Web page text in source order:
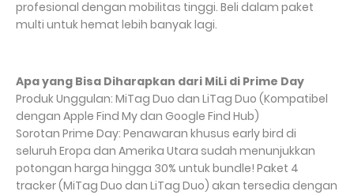
profesional dengan mobilitas tinggi. Beli dalam paket
multi untuk hemat lebih banyak lagi.
Apa yang Bisa Diharapkan dari MiLi di Prime Day
Produk Unggulan: MiTag Duo dan LiTag Duo (Kompatibel
dengan Apple Find My dan Google Find Hub)
Sorotan Prime Day: Penawaran khusus early bird di
seluruh Eropa dan Amerika Utara sudah menunjukkan
potongan harga hingga 30% untuk bundle! Paket 4
tracker (MiTag Duo dan LiTag Duo) akan tersedia dengan